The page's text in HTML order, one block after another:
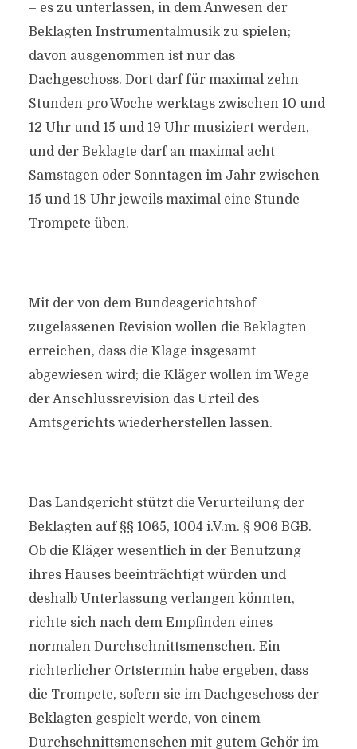
– es zu unterlassen, in dem Anwesen der
Beklagten Instrumentalmusik zu spielen;
davon ausgenommen ist nur das
Dachgeschoss. Dort darf für maximal zehn
Stunden pro Woche werktags zwischen 10 und
12 Uhr und 15 und 19 Uhr musiziert werden,
und der Beklagte darf an maximal acht
Samstagen oder Sonntagen im Jahr zwischen
15 und 18 Uhr jeweils maximal eine Stunde
Trompete üben.
Mit der von dem Bundesgerichtshof
zugelassenen Revision wollen die Beklagten
erreichen, dass die Klage insgesamt
abgewiesen wird; die Kläger wollen im Wege
der Anschlussrevision das Urteil des
Amtsgerichts wiederherstellen lassen.
Das Landgericht stützt die Verurteilung der
Beklagten auf §§ 1065, 1004 i.V.m. § 906 BGB.
Ob die Kläger wesentlich in der Benutzung
ihres Hauses beeinträchtigt würden und
deshalb Unterlassung verlangen könnten,
richte sich nach dem Empfinden eines
normalen Durchschnittsmenschen. Ein
richterlicher Ortstermin habe ergeben, dass
die Trompete, sofern sie im Dachgeschoss der
Beklagten gespielt werde, von einem
Durchschnittsmenschen mit gutem Gehör im